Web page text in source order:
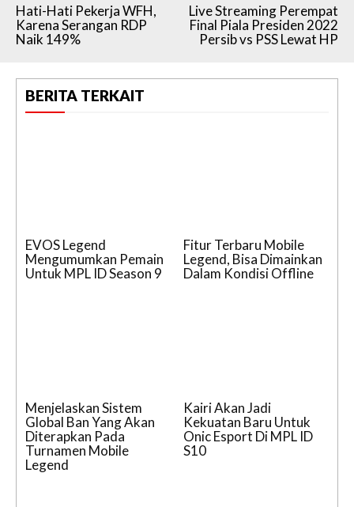
Hati-Hati Pekerja WFH,
Karena Serangan RDP
Naik 149%
Live Streaming Perempat
Final Piala Presiden 2022
Persib vs PSS Lewat HP
BERITA TERKAIT
EVOS Legend
Mengumumkan Pemain
Untuk MPL ID Season 9
Fitur Terbaru Mobile
Legend, Bisa Dimainkan
Dalam Kondisi Offline
Menjelaskan Sistem
Global Ban Yang Akan
Diterapkan Pada
Turnamen Mobile
Legend
Kairi Akan Jadi
Kekuatan Baru Untuk
Onic Esport Di MPL ID
S10